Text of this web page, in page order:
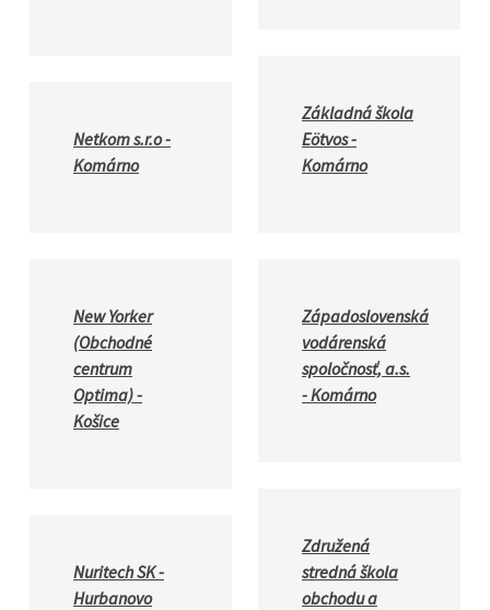
Netkom s.r.o -
Komárno
New Yorker
(Obchodné
centrum
Optima) -
Košice
Nuritech SK -
Hurbanovo
Základná škola
Eötvos -
Komárno
Západoslovenská
vodárenská
spoločnosť, a.s.
- Komárno
Združená
stredná škola
obchodu a